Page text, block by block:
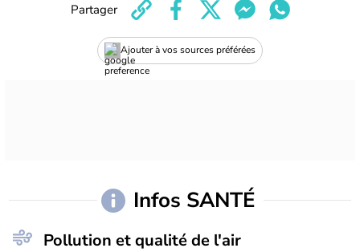
Ajouter à vos sources préférées
Partager
Infos SANTÉ
Pollution et qualité de l'air